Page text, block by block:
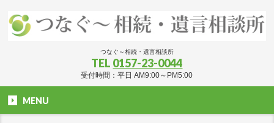
つなぐ～相続・遺言相談所
TEL 0157-23-0044
受付時間：平日 AM9:00～PM5:00
MENU